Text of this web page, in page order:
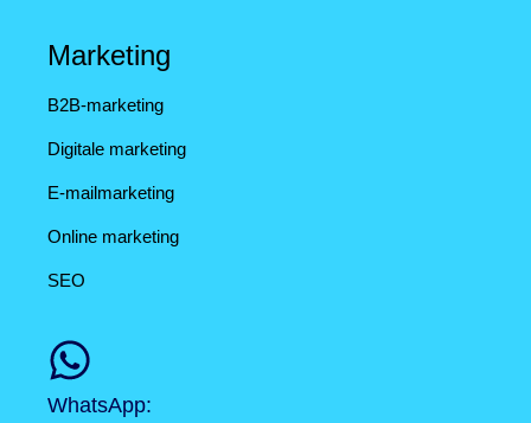
Marketing
B2B-marketing
Digitale marketing
E-mailmarketing
Online marketing
SEO
WhatsApp: